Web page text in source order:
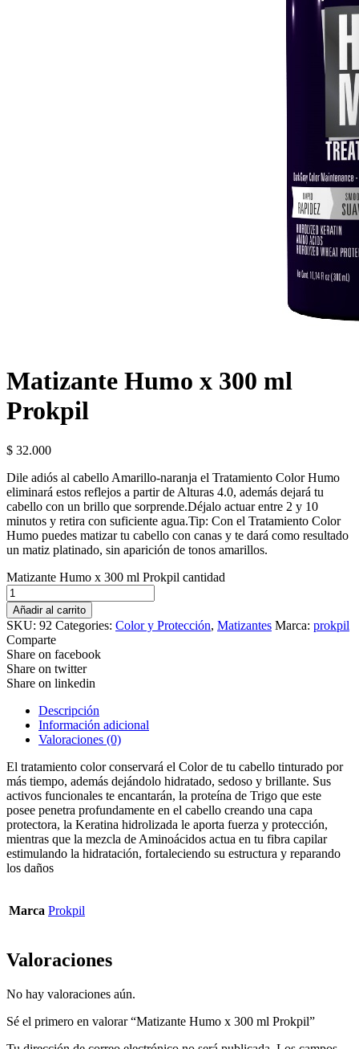
Matizante Humo x 300 ml
Prokpil
$ 32.000
Dile adiós al cabello Amarillo-naranja el Tratamiento Color Humo
eliminará estos reflejos a partir de Alturas 4.0, además dejará tu
cabello con un brillo que sorprende.Déjalo actuar entre 2 y 10
minutos y retira con suficiente agua.Tip: Con el Tratamiento Color
Humo puedes matizar tu cabello con canas y te dará como resultado
un matiz platinado, sin aparición de tonos amarillos.
Matizante Humo x 300 ml Prokpil cantidad
Añadir al carrito
SKU: 92 Categories: Color y Protección, Matizantes Marca: prokpil
Comparte
Share on facebook
Share on twitter
Share on linkedin
Descripción
Información adicional
Valoraciones (0)
El tratamiento color conservará el Color de tu cabello tinturado por
más tiempo, además dejándolo hidratado, sedoso y brillante. Sus
activos funcionales te encantarán, la proteína de Trigo que este
posee penetra profundamente en el cabello creando una capa
protectora, la Keratina hidrolizada le aporta fuerza y protección,
mientras que la mezcla de Aminoácidos actua en tu fibra capilar
estimulando la hidratación, fortaleciendo su estructura y reparando
los daños
Marca Prokpil
Valoraciones
No hay valoraciones aún.
Sé el primero en valorar “Matizante Humo x 300 ml Prokpil”